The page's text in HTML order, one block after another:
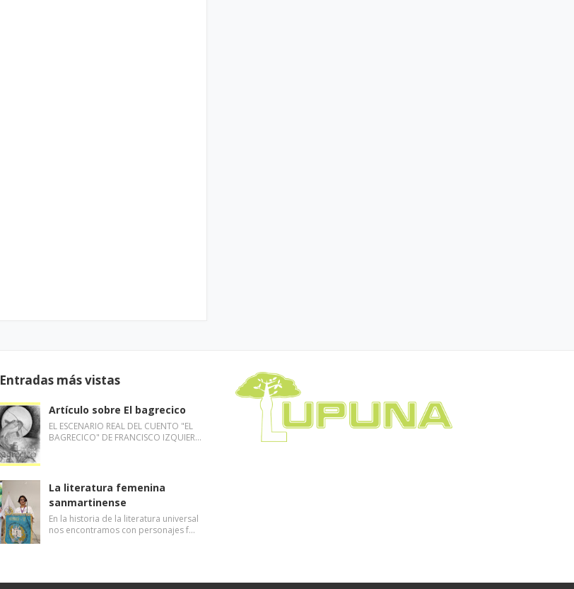
Entradas más vistas
Artículo sobre El bagrecico
EL ESCENARIO REAL DEL CUENTO "EL
BAGRECICO" DE FRANCISCO IZQUIER…
La literatura femenina
sanmartinense
En la historia de la literatura universal
nos encontramos con personajes f…